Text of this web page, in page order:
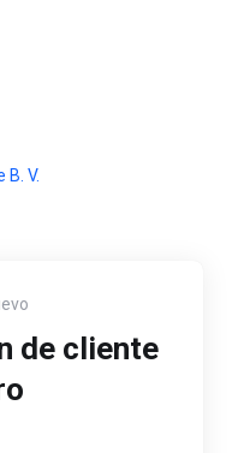
de cliente